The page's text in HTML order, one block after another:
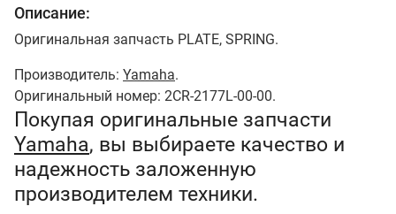
Описание:
Оригинальная запчасть PLATE, SPRING.
Производитель: Yamaha.
Оригинальный номер: 2CR-2177L-00-00.
Покупая оригинальные запчасти
Yamaha, вы выбираете качество и
надежность заложенную
производителем техники.